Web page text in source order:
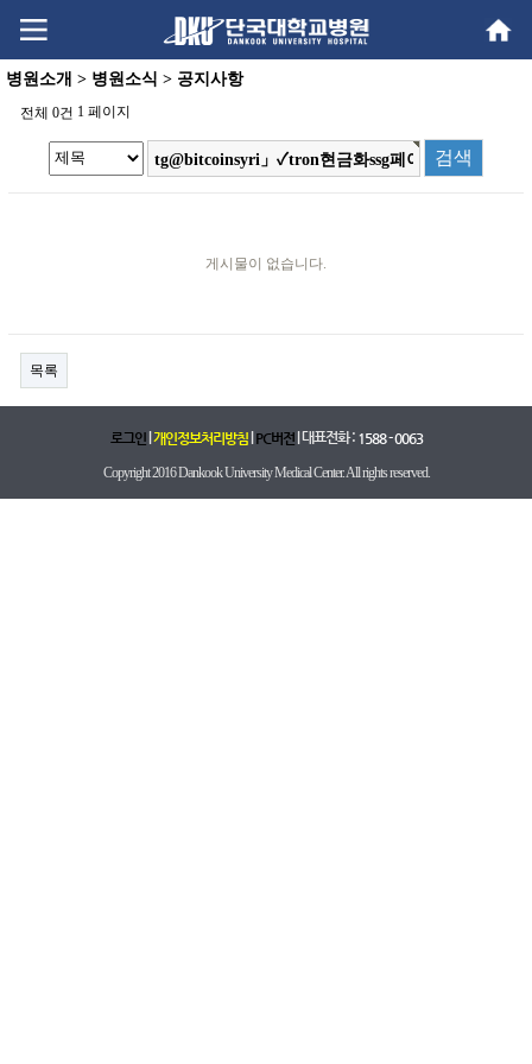
content
menu
병원소개 > 병원소식 > 공지사항
전체 0건 1 페이지
게시물이 없습니다.
목록
로그인|개인정보처리방침|PC버전| 대표전화 : 1588 - 0063
Copyright 2016 Dankook University Medical Center. All rights reserved.